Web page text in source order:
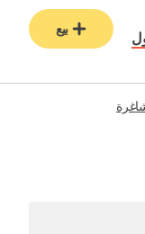
بيع